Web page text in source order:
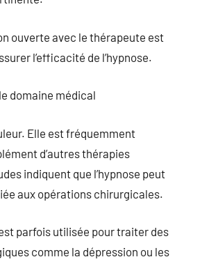
ouverte avec le thérapeute est
l’efficacité de l’hypnose.
domaine médical
Elle est fréquemment
d’autres thérapies
indiquent que l’hypnose peut
aux opérations chirurgicales.
parfois utilisée pour traiter des
comme la dépression ou les